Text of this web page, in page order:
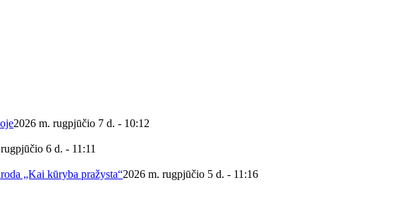
2026 m. rugpjūčio 7 d. - 10:12
6 d. - 11:11
„Kai kūryba pražysta“2026 m. rugpjūčio 5 d. - 11:16